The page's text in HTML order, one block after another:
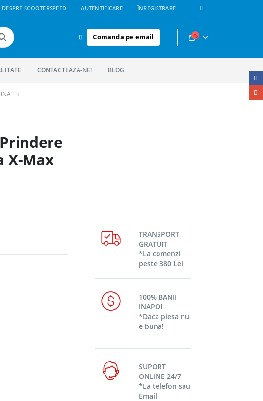
DESPRE SCOOTERSPEED AUTENTIFICARE ÎNREGISTRARE
Comanda pe email
CONTACTEAZA-NE! BLOG
X-Max
TRANSPORT
GRATUIT
*La comenzi
peste 380 Lei
100% BANII
INAPOI
*Daca piesa nu
e buna!
SUPORT
ONLINE 24/7
*La telefon sau
Email